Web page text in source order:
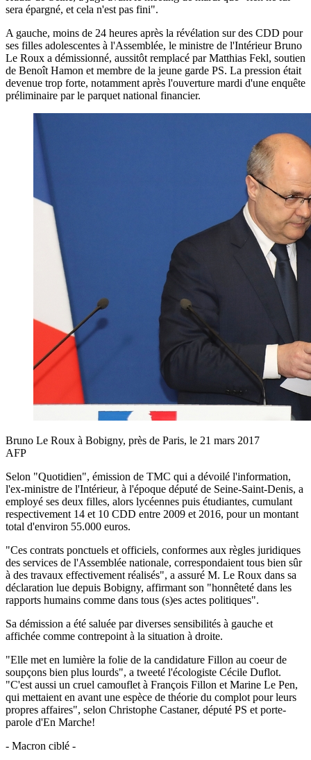
sera épargné, et cela n'est pas fini".
A gauche, moins de 24 heures après la révélation sur des CDD pour
ses filles adolescentes à l'Assemblée, le ministre de l'Intérieur Bruno
Le Roux a démissionné, aussitôt remplacé par Matthias Fekl, soutien
de Benoît Hamon et membre de la jeune garde PS. La pression était
devenue trop forte, notamment après l'ouverture mardi d'une enquête
préliminaire par le parquet national financier.
Bruno Le Roux à Bobigny, près de Paris, le 21 mars 2017
AFP
Selon "Quotidien", émission de TMC qui a dévoilé l'information,
l'ex-ministre de l'Intérieur, à l'époque député de Seine-Saint-Denis, a
employé ses deux filles, alors lycéennes puis étudiantes, cumulant
respectivement 14 et 10 CDD entre 2009 et 2016, pour un montant
total d'environ 55.000 euros.
"Ces contrats ponctuels et officiels, conformes aux règles juridiques
des services de l'Assemblée nationale, correspondaient tous bien sûr
à des travaux effectivement réalisés", a assuré M. Le Roux dans sa
déclaration lue depuis Bobigny, affirmant son "honnêteté dans les
rapports humains comme dans tous (s)es actes politiques".
Sa démission a été saluée par diverses sensibilités à gauche et
affichée comme contrepoint à la situation à droite.
"Elle met en lumière la folie de la candidature Fillon au coeur de
soupçons bien plus lourds", a tweeté l'écologiste Cécile Duflot.
"C'est aussi un cruel camouflet à François Fillon et Marine Le Pen,
qui mettaient en avant une espèce de théorie du complot pour leurs
propres affaires", selon Christophe Castaner, député PS et porte-
parole d'En Marche!
- Macron ciblé -